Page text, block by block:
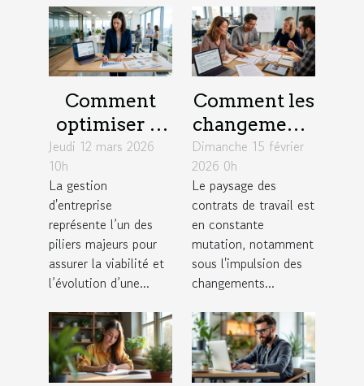
Comment
optimiser la
gestion
d'entreprise
pour une
croissance
durable ?
Jeudi 12 mars 2026
10h
La gestion
d'entreprise
représente l’un des
piliers majeurs pour
assurer la viabilité et
l’évolution d’une...
Comment les
changements
législatifs de
2026
influencent-
ils les
contrats de
travail ?
Dimanche 15 février
2026 0h
Le paysage des
contrats de travail est
en constante
mutation, notamment
sous l'impulsion des
changements...